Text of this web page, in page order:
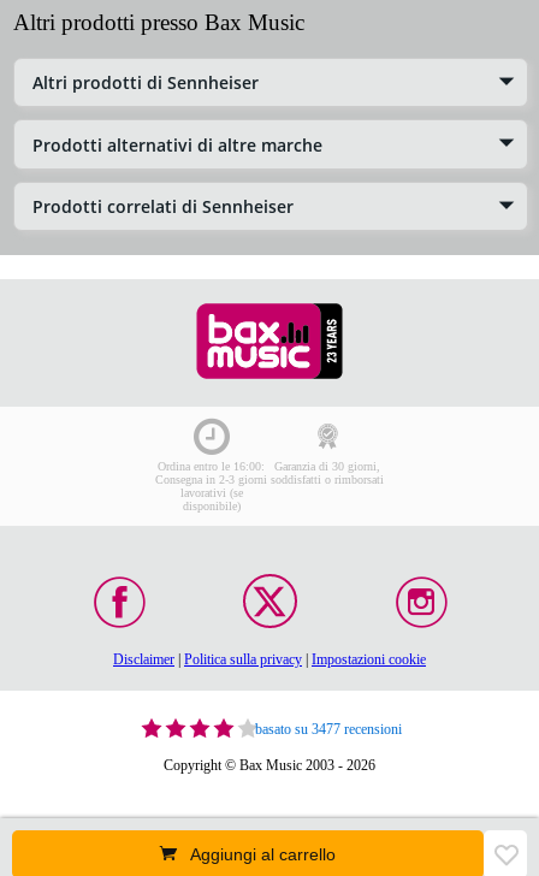
Altri prodotti presso Bax Music
Altri prodotti di Sennheiser
Prodotti alternativi di altre marche
Prodotti correlati di Sennheiser
Aggiungi al carrello
Ordina entro le 16:00:
Consegna in 2-3 giorni
lavorativi (se
disponibile)
Garanzia di 30 giorni,
soddisfatti o rimborsati
Disclaimer | Politica sulla privacy | Impostazioni cookie
basato su 3477 recensioni
Copyright © Bax Music 2003 - 2026